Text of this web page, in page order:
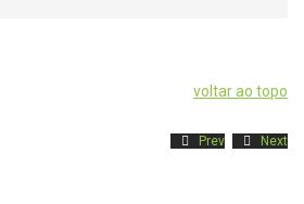
voltar ao topo
Prev Next